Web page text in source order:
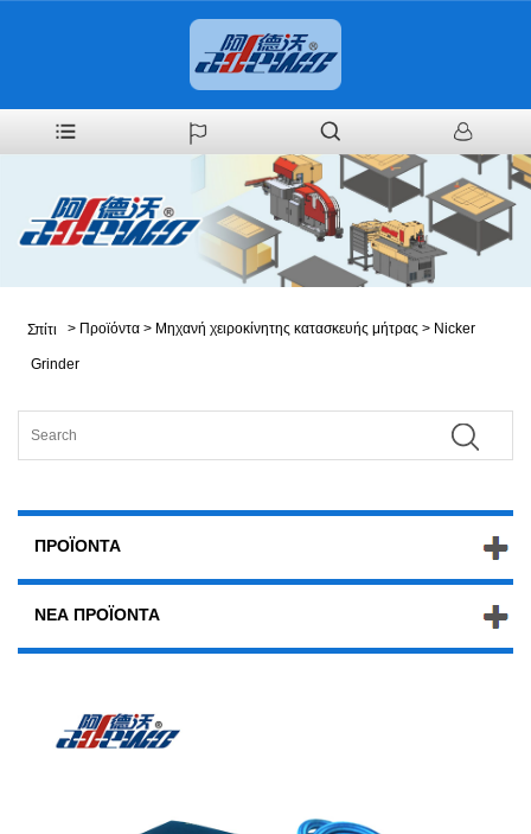
Σπίτι > Προϊόντα > Μηχανή χειροκίνητης κατασκευής μήτρας > Nicker
Grinder
ΠΡΟΪΌΝΤΑ
ΝΈΑ ΠΡΟΪΌΝΤΑ